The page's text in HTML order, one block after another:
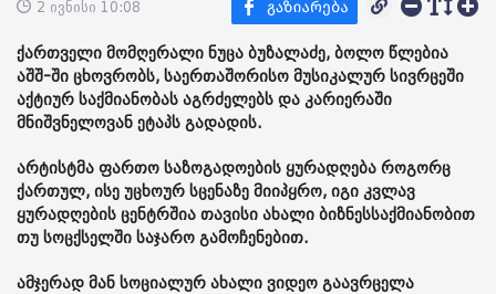
2 ივნისი 10:08
ქართველი მომღერალი ნუცა ბუზალაძე, ბოლო წლებია
აშშ-ში ცხოვრობს, საერთაშორისო მუსიკალურ სივრცეში
აქტიურ საქმიანობას აგრძელებს და კარიერაში
მნიშვნელოვან ეტაპს გადადის.
არტისტმა ფართო საზოგადოების ყურადღება როგორც
ქართულ, ისე უცხოურ სცენაზე მიიპყრო, იგი კვლავ
ყურადღების ცენტრშია თავისი ახალი ბიზნესსაქმიანობით
თუ სოცქსელში საჯარო გამოჩენებით.
ამჯერად მან სოციალურ ახალი ვიდეო გაავრცელა